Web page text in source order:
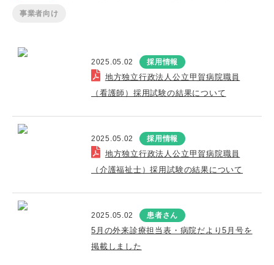
事業者向け
2025.05.02 採用情報
地方独立行政法人公立甲賀病院職員
（看護師）採用試験の結果について
2025.05.02 採用情報
地方独立行政法人公立甲賀病院職員
（介護福祉士）採用試験の結果について
2025.05.02 患者さん
5月の外来診療担当表・病院だより5月号を
掲載しました